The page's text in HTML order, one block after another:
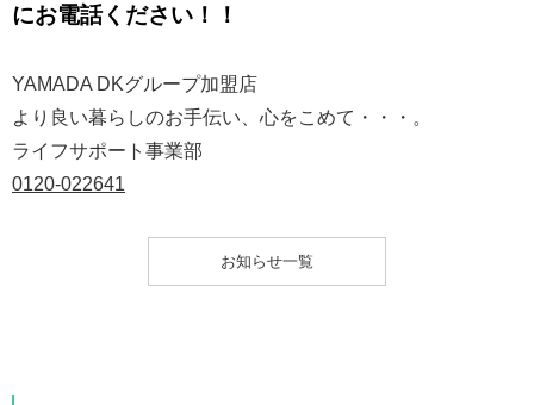
にお電話ください！！
YAMADA DKグループ加盟店
より良い暮らしのお手伝い、心をこめて・・・。
ライフサポート事業部
0120-022641
お知らせ一覧